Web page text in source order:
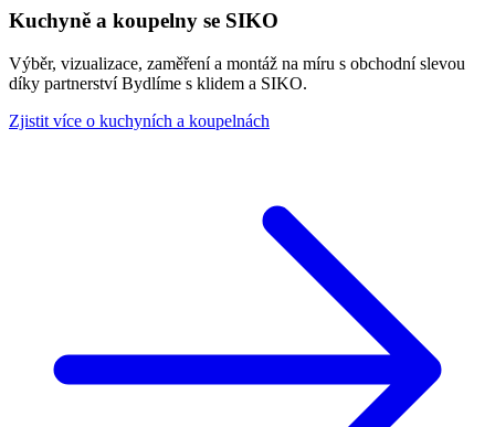
Kuchyně a koupelny se SIKO
Výběr, vizualizace, zaměření a montáž na míru s obchodní slevou
díky partnerství Bydlíme s klidem a SIKO.
Zjistit více o kuchyních a koupelnách